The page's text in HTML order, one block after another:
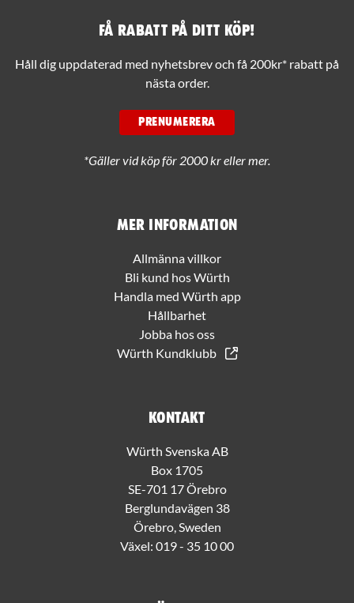
Mer information
Allmänna villkor
Bli kund hos Würth
Handla med Würth app
Hållbarhet
Jobba hos oss
Würth Kundklubb
Kontakt
Würth Svenska AB
Box 1705
SE-701 17 Örebro
Berglundavägen 38
Örebro, Sweden
Växel: 019 - 35 10 00
Få rabatt på ditt köp!
Håll dig uppdaterad med nyhetsbrev och få 200kr* rabatt på
nästa order.
PRENUMERERA
*Gäller vid köp för 2000 kr eller mer.